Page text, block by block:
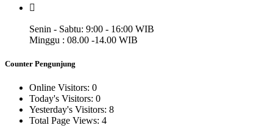
Senin - Sabtu: 9:00 - 16:00 WIB
Minggu : 08.00 -14.00 WIB
Counter Pengunjung
Online Visitors: 0
Today's Visitors: 0
Yesterday's Visitors: 8
Total Page Views: 4